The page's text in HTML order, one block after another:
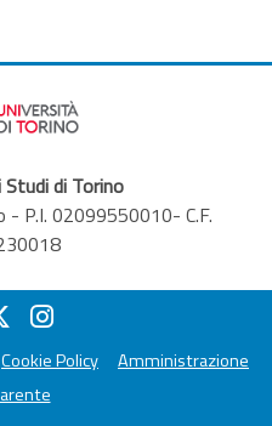
di Torino
- P.I. 02099550010- C.F.
Cookie Policy
Amministrazione